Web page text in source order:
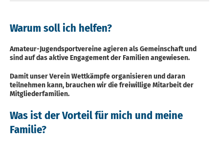
Warum soll ich helfen?
Amateur-Jugendsportvereine agieren als Gemeinschaft und
sind auf das aktive Engagement der Familien angewiesen.
Damit unser Verein Wettkämpfe organisieren und daran
teilnehmen kann, brauchen wir die freiwillige Mitarbeit der
Mitgliederfamilien.
Was ist der Vorteil für mich und meine
Familie?